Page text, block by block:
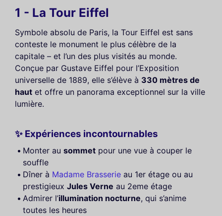
1 - La Tour Eiffel
Symbole absolu de Paris, la Tour Eiffel est sans
conteste le monument le plus célèbre de la
capitale – et l’un des plus visités au monde.
Conçue par Gustave Eiffel pour l’Exposition
universelle de 1889, elle s’élève à 330 mètres de
haut et offre un panorama exceptionnel sur la ville
lumière.
✨ Expériences incontournables
Monter au sommet pour une vue à couper le
souffle
Dîner à Madame Brasserie au 1er étage ou au
prestigieux Jules Verne au 2eme étage
Admirer l’illumination nocturne, qui s’anime
toutes les heures